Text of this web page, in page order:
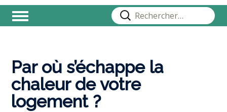
Rechercher :
Par où s’échappe la
chaleur de votre
logement ?